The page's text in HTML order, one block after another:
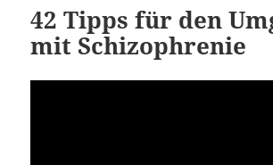
42 Tipps für den
mit Schizophrenie